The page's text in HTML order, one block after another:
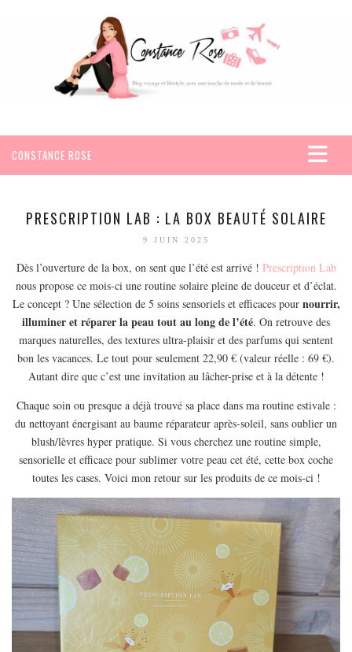
CONSTANCE ROSE
VOYAGES
SEYCHELLES
AMÉRIQUE
MEXIQUE
EUROPE
ESPAGNE
FRANCE
GRÈCE
HONGRIE
ITALIE
PAYS BAS
RÉPUBLIQUE TCHÈQUE
OCÉANIE
AUSTRALIE
ARTICLES PRATIQUES
YOGA
PRESCRIPTION LAB : LA BOX BEAUTÉ SOLAIRE
9 JUIN 2025
Dès l’ouverture de la box, on sent que l’été est arrivé ! Prescription Lab
nous propose ce mois-ci une routine solaire pleine de douceur et d’éclat.
Le concept ? Une sélection de 5 soins sensoriels et efficaces pour nourrir,
illuminer et réparer la peau tout au long de l’été. On retrouve des
marques naturelles, des textures ultra-plaisir et des parfums qui sentent
bon les vacances. Le tout pour seulement 22,90 € (valeur réelle : 69 €).
Autant dire que c’est une invitation au lâcher-prise et à la détente !
Chaque soin ou presque a déjà trouvé sa place dans ma routine estivale :
du nettoyant énergisant au baume réparateur après-soleil, sans oublier un
blush/lèvres hyper pratique. Si vous cherchez une routine simple,
sensorielle et efficace pour sublimer votre peau cet été, cette box coche
toutes les cases. Voici mon retour sur les produits de ce mois-ci !